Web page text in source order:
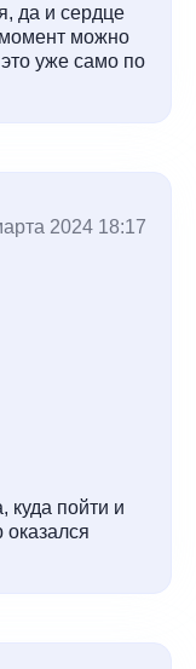
да и сердце
можно
уже само по
2024 18:17
куда пойти и